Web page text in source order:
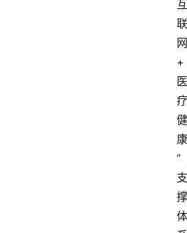
互
联
网
+
医
疗
健
康
”
支
撑
体